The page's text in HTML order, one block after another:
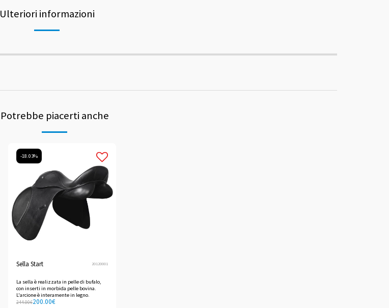
Ulteriori informazioni
Potrebbe piacerti anche
-18.03%
Sella Start 20120001
La sella è realizzata in pelle di bufalo,
con inserti in morbida pelle bovina.
L'arcione è interamente in legno.
244.00€200.00€